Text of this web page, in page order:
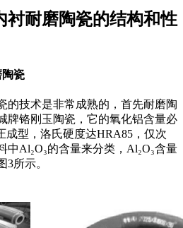
衬耐磨陶瓷的结构和性
陶瓷
技术是非常成熟的，首先耐磨陶
牌铬刚玉陶瓷，它的氧化铝含量必
成型，洛氏硬度达HRA85，仅次
中Al₂O₃的含量来分类，Al₂O₃含量
3所示。